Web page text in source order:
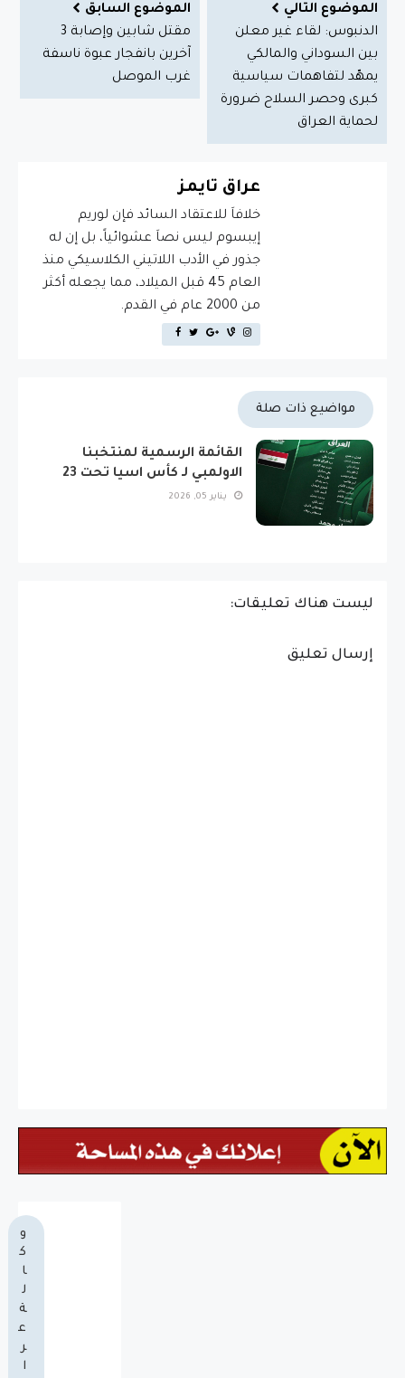
الموضوع التالي
الدنبوس: لقاء غير معلن
بين السوداني والمالكي
يمهّد لتفاهمات سياسية
كبرى وحصر السلاح ضرورة
لحماية العراق
الموضوع السابق
مقتل شابين وإصابة 3
آخرين بانفجار عبوة ناسفة
غرب الموصل
عراق تايمز
خلافاَ للاعتقاد السائد فإن لوريم
إيبسوم ليس نصاَ عشوائياً، بل إن له
جذور في الأدب اللاتيني الكلاسيكي منذ
العام 45 قبل الميلاد، مما يجعله أكثر
من 2000 عام في القدم.
مواضيع ذات صلة
القائمة الرسمية لمنتخبنا
الاولمبي لـ كأس اسيا تحت 23
يناير 05, 2026
ليست هناك تعليقات:
إرسال تعليق
و
ك
ا
ل
ة
ع
ر
ا